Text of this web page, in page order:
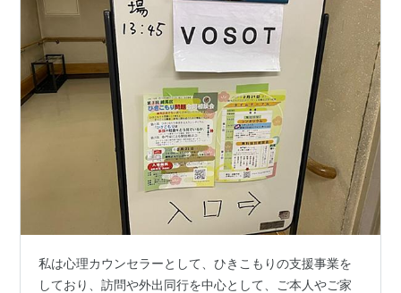
私は心理カウンセラーとして、ひきこもりの支援事業を
しており、訪問や外出同行を中心として、ご本人やご家